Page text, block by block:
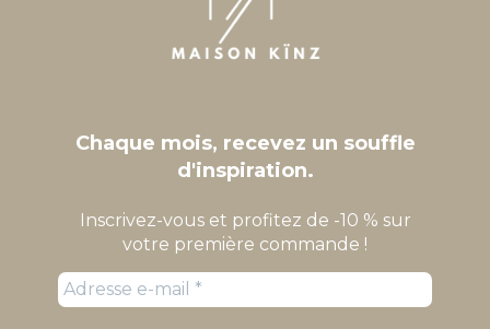
Chaque mois, recevez un souffle
d'inspiration.
Inscrivez-vous et profitez de -10 % sur
votre première commande !